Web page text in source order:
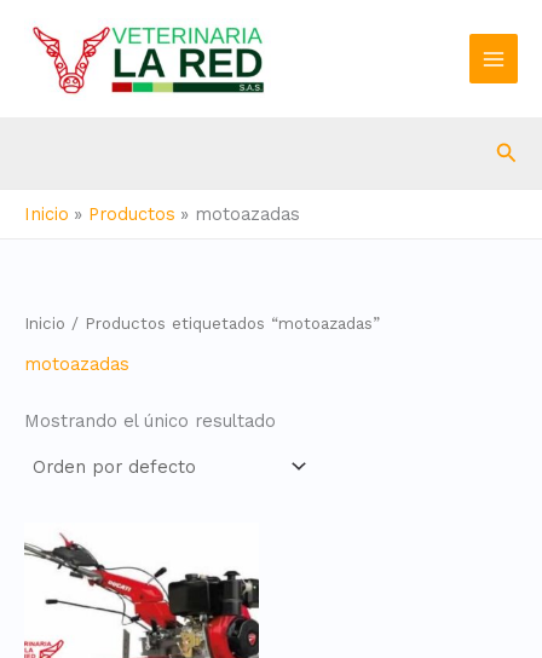
contenido
Inicio Productos motoazadas
Inicio / Productos etiquetados “motoazadas”
motoazadas
Mostrando el único resultado